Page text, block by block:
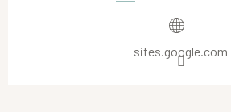
sites.google.com